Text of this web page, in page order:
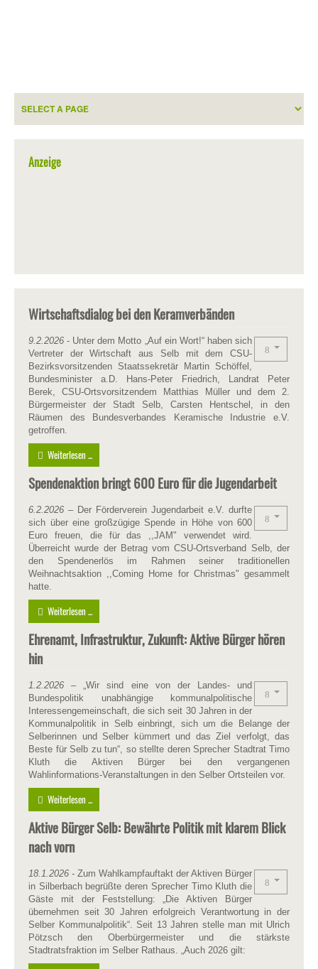
Anzeige
Wirtschaftsdialog bei den Keramverbänden
9.2.2026 - Unter dem Motto „Auf ein Wort!“ haben sich
Vertreter der Wirtschaft aus Selb mit dem CSU-
Bezirksvorsitzenden Staatssekretär Martin Schöffel,
Bundesminister a.D. Hans-Peter Friedrich, Landrat Peter
Berek, CSU-Ortsvorsitzendem Matthias Müller und dem 2.
Bürgermeister der Stadt Selb, Carsten Hentschel, in den
Räumen des Bundesverbandes Keramische Industrie e.V.
getroffen.
Weiterlesen ...
Spendenaktion bringt 600 Euro für die Jugendarbeit
6.2.2026 – Der Förderverein Jugendarbeit e.V. durfte
sich über eine großzügige Spende in Höhe von 600
Euro freuen, die für das ,,JAM" verwendet wird.
Überreicht wurde der Betrag vom CSU-Ortsverband Selb, der
den Spendenerlös im Rahmen seiner traditionellen
Weihnachtsaktion ,,Coming Home for Christmas" gesammelt
hatte.
Weiterlesen ...
Ehrenamt, Infrastruktur, Zukunft: Aktive Bürger hören
hin
1.2.2026 – „Wir sind eine von der Landes- und
Bundespolitik unabhängige kommunalpolitische
Interessengemeinschaft, die sich seit 30 Jahren in der
Kommunalpolitik in Selb einbringt, sich um die Belange der
Selberinnen und Selber kümmert und das Ziel verfolgt, das
Beste für Selb zu tun“, so stellte deren Sprecher Stadtrat Timo
Kluth die Aktiven Bürger bei den vergangenen
Wahlinformations-Veranstaltungen in den Selber Ortsteilen vor.
Weiterlesen ...
Aktive Bürger Selb: Bewährte Politik mit klarem Blick
nach vorn
18.1.2026 - Zum Wahlkampfauftakt der Aktiven Bürger
in Silberbach begrüßte deren Sprecher Timo Kluth die
Gäste mit der Feststellung: „Die Aktiven Bürger
übernehmen seit 30 Jahren erfolgreich Verantwortung in der
Selber Kommunalpolitik“. Seit 13 Jahren stelle man mit Ulrich
Pötzsch den Oberbürgermeister und die stärkste
Stadtratsfraktion im Selber Rathaus. „Auch 2026 gilt: